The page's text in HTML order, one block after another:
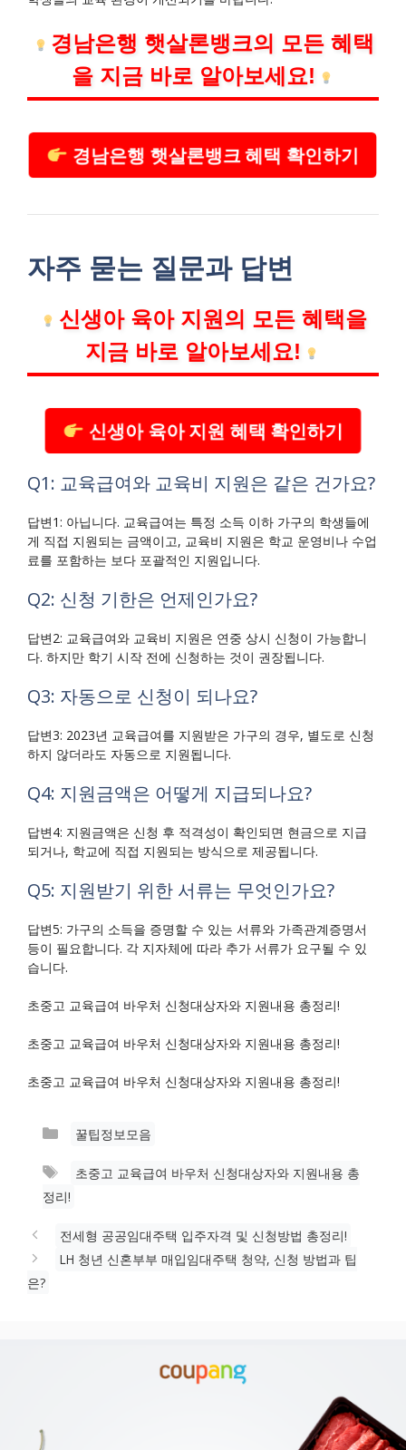
경남은행 햇살론뱅크의 모든 혜택
을 지금 바로 알아보세요!
경남은행 햇살론뱅크 혜택 확인하기
자주 묻는 질문과 답변
신생아 육아 지원의 모든 혜택을
지금 바로 알아보세요!
신생아 육아 지원 혜택 확인하기
Q1: 교육급여와 교육비 지원은 같은 건가요?
답변1: 아닙니다. 교육급여는 특정 소득 이하 가구의 학생들에
게 직접 지원되는 금액이고, 교육비 지원은 학교 운영비나 수업
료를 포함하는 보다 포괄적인 지원입니다.
Q2: 신청 기한은 언제인가요?
답변2: 교육급여와 교육비 지원은 연중 상시 신청이 가능합니
다. 하지만 학기 시작 전에 신청하는 것이 권장됩니다.
Q3: 자동으로 신청이 되나요?
답변3: 2023년 교육급여를 지원받은 가구의 경우, 별도로 신청
하지 않더라도 자동으로 지원됩니다.
Q4: 지원금액은 어떻게 지급되나요?
답변4: 지원금액은 신청 후 적격성이 확인되면 현금으로 지급
되거나, 학교에 직접 지원되는 방식으로 제공됩니다.
Q5: 지원받기 위한 서류는 무엇인가요?
답변5: 가구의 소득을 증명할 수 있는 서류와 가족관계증명서
등이 필요합니다. 각 지자체에 따라 추가 서류가 요구될 수 있
습니다.
초중고 교육급여 바우처 신청대상자와 지원내용 총정리!
초중고 교육급여 바우처 신청대상자와 지원내용 총정리!
초중고 교육급여 바우처 신청대상자와 지원내용 총정리!
카
고
리
꿀팁정보모음
태
그
초중고 교육급여 바우처 신청대상자와 지원내용 총
정리!
전세형 공공임대주택 입주자격 및 신청방법 총정리!
LH 청년 신혼부부 매입임대주택 청약, 신청 방법과 팁
은?